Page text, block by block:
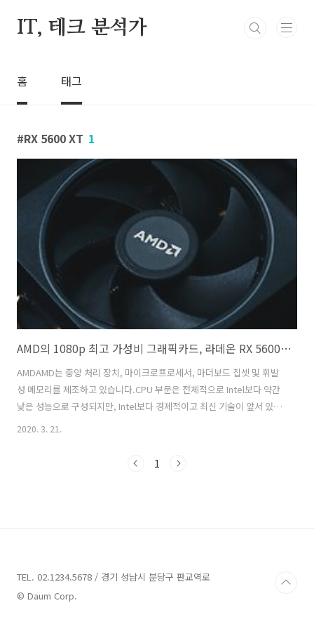
IT, 테크 분석가
홈 태그
RX 5600 XT 1
AMD의 1080p 최고 가성비 그래픽카드, 라데온 RX 5600 XT 성능 분석하기
AMDAMD는 중앙 처리 장치, 마이크로프로세서, 마더보드 칩셋 및 휘발
성 메모리를 제조하고 있습니다.CPU 부문은 전체적으로 Intel보다 약간
낮은 성능으로 구성되지만, Intel보다 경제적이고 최신 기술이 앞서 있습
니다. 또한 CPU의 면적을 줄임으로써 전력 소비량이나 과부하의 양을 줄
GPU는 1,440p의 뛰어난 성능을 원하는 게이머를 위한 확실한 옵션이지
2020. 3. 21.
1
TEL. 02.1234.5678 / 경기 성남시 분당구 판교역로
© Daum Corp.